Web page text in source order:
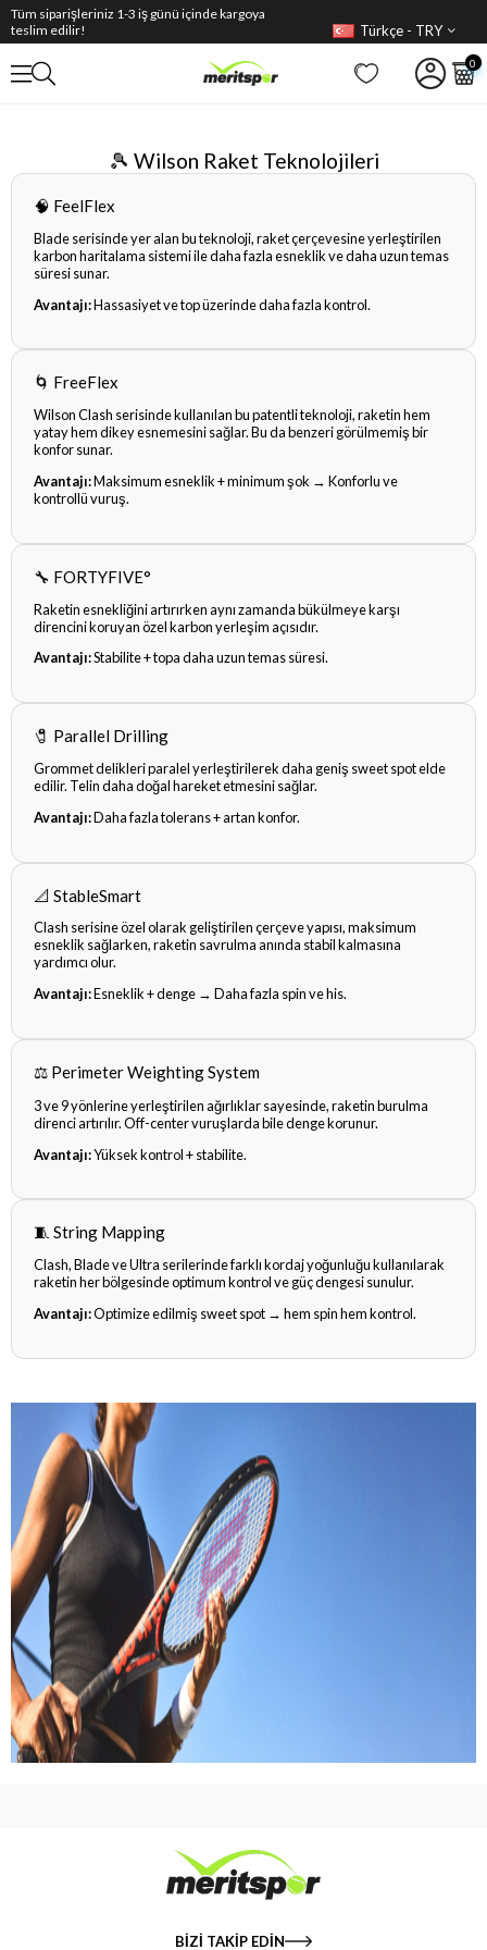
Tüm siparişleriniz 1-3 iş günü içinde kargoya
teslim edilir!
Türkçe - TRY
0
🎾 Wilson Raket Teknolojileri
🧠 FeelFlex
Blade serisinde yer alan bu teknoloji, raket çerçevesine yerleştirilen
karbon haritalama sistemi ile daha fazla esneklik ve daha uzun temas
süresi sunar.
Avantajı:Hassasiyet ve top üzerinde daha fazla kontrol.
🌀 FreeFlex
Wilson Clash serisinde kullanılan bu patentli teknoloji, raketin hem
yatay hem dikey esnemesini sağlar. Bu da benzeri görülmemiş bir
konfor sunar.
Avantajı:Maksimum esneklik + minimum şok → Konforlu ve
kontrollü vuruş.
🔧 FORTYFIVE°
Raketin esnekliğini artırırken aynı zamanda bükülmeye karşı
direncini koruyan özel karbon yerleşim açısıdır.
Avantajı:Stabilite + topa daha uzun temas süresi.
🧷 Parallel Drilling
Grommet delikleri paralel yerleştirilerek daha geniş sweet spot elde
edilir. Telin daha doğal hareket etmesini sağlar.
Avantajı:Daha fazla tolerans + artan konfor.
📐 StableSmart
Clash serisine özel olarak geliştirilen çerçeve yapısı, maksimum
esneklik sağlarken, raketin savrulma anında stabil kalmasına
yardımcı olur.
Avantajı:Esneklik + denge → Daha fazla spin ve his.
⚖️ Perimeter Weighting System
3 ve 9 yönlerine yerleştirilen ağırlıklar sayesinde, raketin burulma
direnci artırılır. Off-center vuruşlarda bile denge korunur.
Avantajı:Yüksek kontrol + stabilite.
🧵 String Mapping
Clash, Blade ve Ultra serilerinde farklı kordaj yoğunluğu kullanılarak
raketin her bölgesinde optimum kontrol ve güç dengesi sunulur.
Avantajı:Optimize edilmiş sweet spot → hem spin hem kontrol.
BİZİ TAKİP EDİN